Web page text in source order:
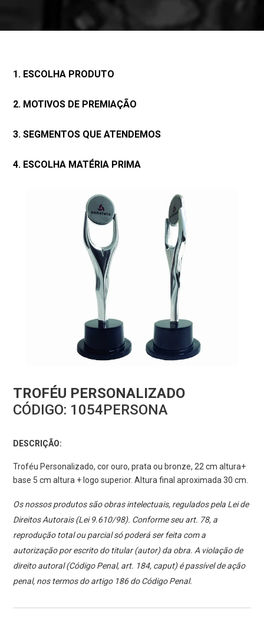
1. ESCOLHA PRODUTO
2. MOTIVOS DE PREMIAÇÃO
3. SEGMENTOS QUE ATENDEMOS
4. ESCOLHA MATÉRIA PRIMA
TROFÉU PERSONALIZADO
CÓDIGO: 1054PERSONA
DESCRIÇÃO:
Troféu Personalizado, cor ouro, prata ou bronze, 22 cm altura+
base 5 cm altura + logo superior. Altura final aproximada 30 cm.
Os nossos produtos são obras intelectuais, regulados pela Lei de
Direitos Autorais (Lei 9.610/98). Conforme seu art. 78, a
reprodução total ou parcial só poderá ser feita com a
autorização por escrito do titular (autor) da obra. A violação de
direito autoral (Código Penal, art. 184, caput) é passível de ação
penal, nos termos do artigo 186 do Código Penal.